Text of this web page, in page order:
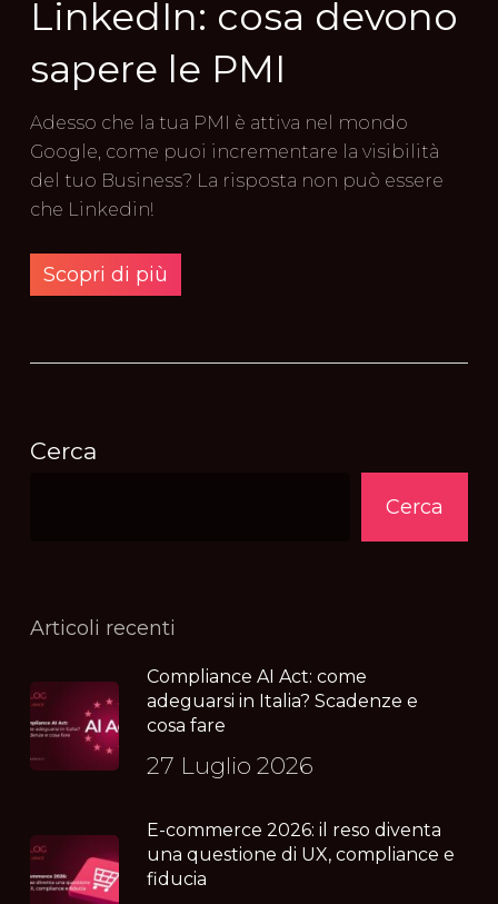
LinkedIn: cosa devono
sapere le PMI
Adesso che la tua PMI è attiva nel mondo
Google, come puoi incrementare la visibilità
del tuo Business? La risposta non può essere
che Linkedin!
Scopri di più
Cerca
Cerca
Articoli recenti
Compliance AI Act: come
adeguarsi in Italia? Scadenze e
cosa fare
27 Luglio 2026
E-commerce 2026: il reso diventa
una questione di UX, compliance e
fiducia